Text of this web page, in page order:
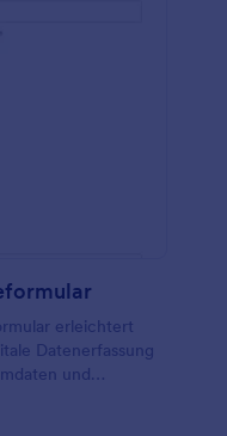
erleichtert
Datenerfassung
und
werden